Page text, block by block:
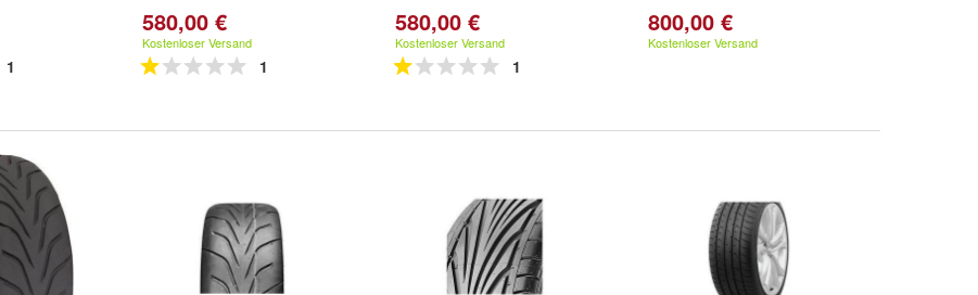
1
580,00 €
Kostenloser Versand
1
580,00 €
Kostenloser Versand
1
800,00 €
Kostenloser Versand